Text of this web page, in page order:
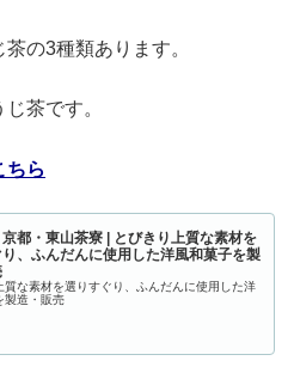
の3種類あります。
茶です。
ちら
京都・東山茶寮 | とびきり上質な素材を
、ふんだんに使用した洋風和菓子を製
質な素材を選りすぐり、ふんだんに使用した洋
製造・販売